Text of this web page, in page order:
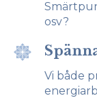
osv?
Vi både